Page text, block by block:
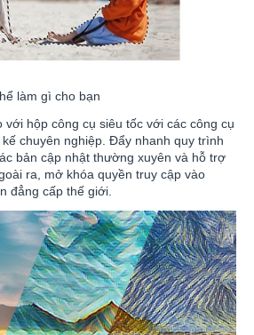
làm gì cho bạn
với hộp công cụ siêu tốc với các công cụ
chuyên nghiệp. Đẩy nhanh quy trình
bản cập nhật thường xuyên và hỗ trợ
ra, mở khóa quyền truy cập vào
đẳng cấp thế giới.